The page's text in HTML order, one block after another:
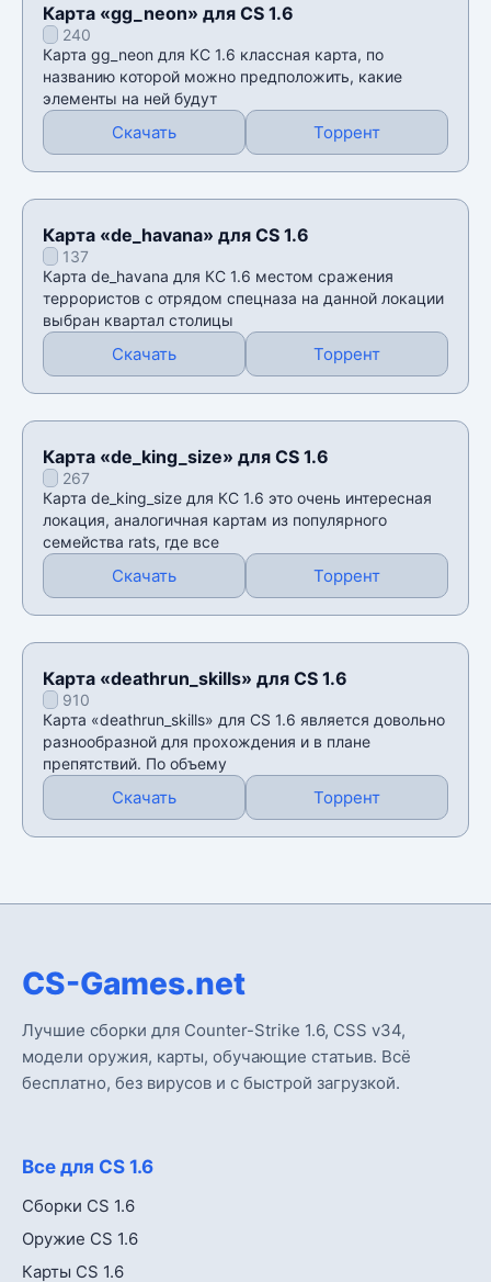
Карта «gg_neon» для CS 1.6
240
Карта gg_neon для КС 1.6 классная карта, по
названию которой можно предположить, какие
элементы на ней будут
Скачать Торрент
Карта «de_havana» для CS 1.6
137
Карта de_havana для КС 1.6 местом сражения
террористов с отрядом спецназа на данной локации
выбран квартал столицы
Скачать Торрент
Карта «de_king_size» для CS 1.6
267
Карта de_king_size для КС 1.6 это очень интересная
локация, аналогичная картам из популярного
семейства rats, где все
Скачать Торрент
Карта «deathrun_skills» для CS 1.6
910
Карта «deathrun_skills» для CS 1.6 является довольно
разнообразной для прохождения и в плане
препятствий. По объему
Скачать Торрент
CS-Games.net
Лучшие сборки для Counter-Strike 1.6, CSS v34,
модели оружия, карты, обучающие статьив. Всё
бесплатно, без вирусов и с быстрой загрузкой.
Все для CS 1.6
Сборки CS 1.6
Оружие CS 1.6
Карты CS 1.6